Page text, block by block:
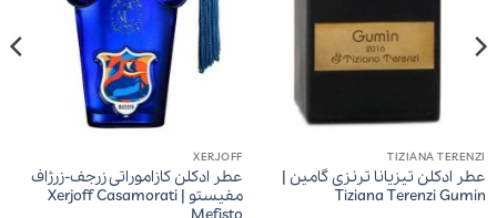
TIZIANA TERENZI
عطر ادکلن تیزیانا ترنزی گامین |
Tiziana Terenzi Gumin
XERJOFF
عطر ادکلن کازاموراتی زرجف-زرژاف
مفیستو | Xerjoff Casamorati